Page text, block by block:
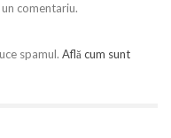
comentariu.
spamul. Află cum sunt